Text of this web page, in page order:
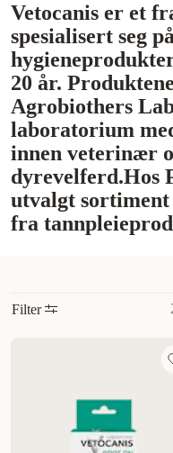
Vetocanis er et
spesialisert seg
20 år.
Agrobiothers
laboratorium
innen veterinær
dyrevelferd.Hos
utvalgt
fra
hunden eller
del av den
enkelt bidra til å
dårlig ånde.
Filter
Høyest pris
Lavest pris